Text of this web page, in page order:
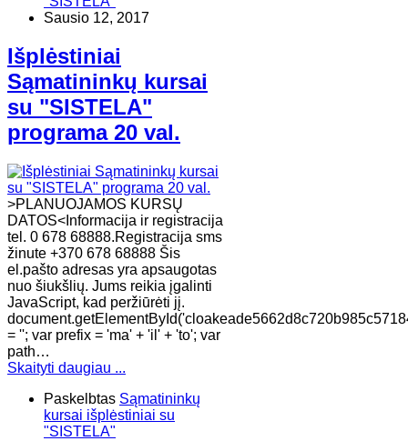
Sausio 12, 2017
Išplėstiniai
Sąmatininkų kursai
su "SISTELA"
programa 20 val.
>PLANUOJAMOS KURSŲ
DATOS<Informacija ir registracija
tel. 0 678 68888.Registracija sms
žinute +370 678 68888 Šis
el.pašto adresas yra apsaugotas
nuo šiukšlių. Jums reikia įgalinti
JavaScript, kad peržiūrėti jį.
= ''; var prefix = 'ma' + 'il' + 'to'; var
path…
Skaityti daugiau ...
Paskelbtas Sąmatininkų
kursai išplėstiniai su
"SISTELA"